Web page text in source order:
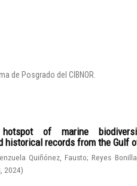
de Posgrado del CIBNOR.
of marine
historical records from the Gulf
Quiñónez, Fausto;Reyes
2024)